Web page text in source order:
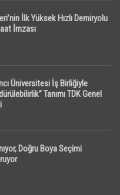
İlk Yüksek Hızlı Demiryolu
İmzası
Üniversitesi İş Birliğiyle
Tanımı TDK Genel
Doğru Boya Seçimi